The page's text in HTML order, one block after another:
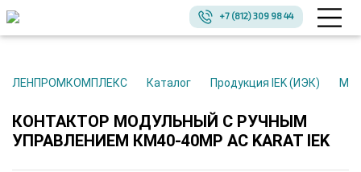
+7 (812) 309 98 44
ЛЕНПРОМКОМПЛЕКС Каталог Продукция IEK (ИЭК)
КОНТАКТОР МОДУЛЬНЫЙ С РУЧНЫМ
УПРАВЛЕНИЕМ КМ40-40МР AC KARAT IEK